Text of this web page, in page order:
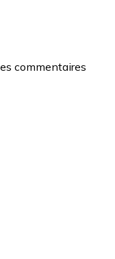
commentaires